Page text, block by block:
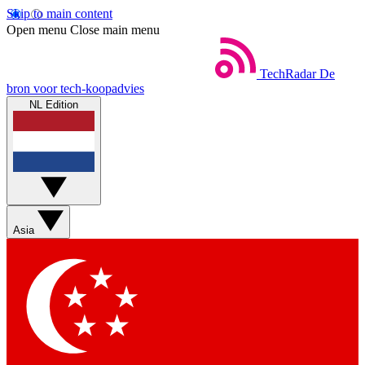
Skip to main content
Open menu Close main menu
TechRadar De
bron voor tech-koopadvies
NL Edition
Asia